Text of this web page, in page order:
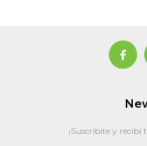

¡Suscribite y recibí